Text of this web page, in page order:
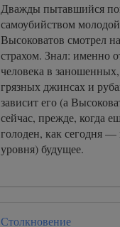
Дважды пытавшийся
самоубийством
Высоковатов смотрел
страхом. Знал: именно
человека в
грязных джинсах и
зависит его (а
сейчас, прежде, когда
голоден, как сегодня
уровня) будущее.
Столкновение